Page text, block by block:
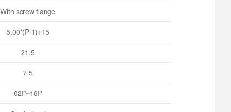
With screw flange
5.00*(P-1)+15
21.5
7.5
02P~16P